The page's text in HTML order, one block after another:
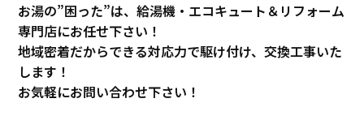
お湯の”困った”は、給湯機・エコキュート＆リフォーム
専門店にお任せ下さい！
地域密着だからできる対応力で駆け付け、交換工事いた
します！
お気軽にお問い合わせ下さい！